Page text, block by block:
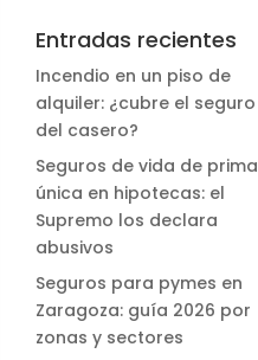
Entradas recientes
Incendio en un piso de
alquiler: ¿cubre el seguro
del casero?
Seguros de vida de prima
única en hipotecas: el
Supremo los declara
abusivos
Seguros para pymes en
Zaragoza: guía 2026 por
zonas y sectores